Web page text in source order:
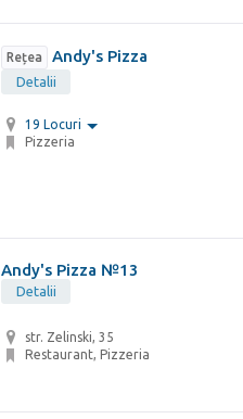
Rețea Andy's Pizza
Detalii
19 Locuri
Pizzeria
Andy's Pizza №13
Detalii
str. Zelinski, 35
Restaurant, Pizzeria